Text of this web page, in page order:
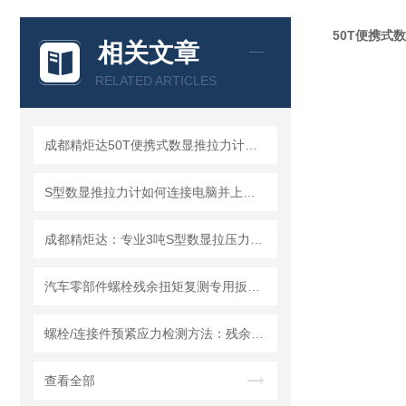
相关文章
RELATED ARTICLES
查看全部
50T便携式